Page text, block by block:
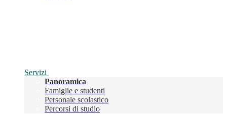
Servizi
Panoramica
Famiglie e studenti
Personale scolastico
Percorsi di studio